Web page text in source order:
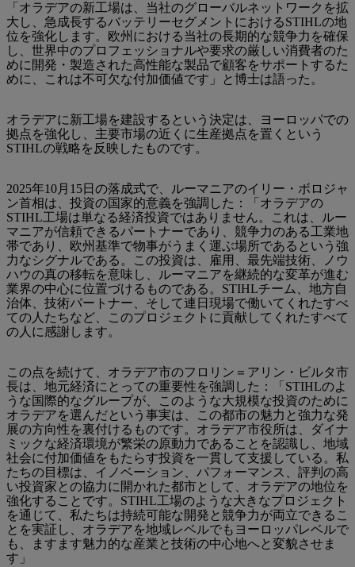
「オラデアの新工場は、当社のグローバルネットワークを拡
大し、急成長するバッテリーセグメントにおけるSTIHLの地
位を強化します。欧州における当社の長期的な競争力を確保
し、世界中のプロフェッショナルや要求の厳しい消費者のた
めに開発・製造された高性能な製品で顧客をサポートするた
めに、これは不可欠な付加価値です」と博士は語った。
オラデアに新工場を建設するという決定は、ヨーロッパでの
拠点を強化し、主要市場の近くに生産拠点を置くという
STIHLの戦略を反映したものです。
2025年10月15日の落成式で、ルーマニアのイリー・ボロジャ
ン首相は、投資の国家的意義を強調した：「オラデアの
STIHL工場は単なる経済投資ではありません。これは、ルー
マニアが信頼できるパートナーであり、競争力のある工業地
帯であり、欧州基準で物事がうまく運ぶ場所であるという強
力なシグナルである。この投資は、雇用、最先端技術、ノウ
ハウの真の移転を意味し、ルーマニアを継続的な変革が進む
業界の中心に位置づけるものである。STIHLチーム、地方自
治体、技術パートナー、そして連日現場で働いてくれたすべ
ての人たちなど、このプロジェクトに貢献してくれたすべて
の人に感謝します。
この点を続けて、オラデア市のフロリン＝アリン・ビルタ市
長は、地元経済にとっての重要性を強調した：「STIHLのよ
うな国際的なグループが、このような大規模な投資のために
オラデアを選んだという事実は、この都市の魅力と強力な発
展の方向性を裏付けるものです。オラデア市役所は、ダイナ
ミックな経済環境が繁栄の原動力であることを認識し、地域
社会に付加価値をもたらす投資を一貫して支援している。私
たちの目標は、イノベーション、パフォーマンス、評判の高
い投資家との協力に開かれた都市として、オラデアの地位を
強化することです。STIHL工場のような大きなプロジェクト
を通じて、私たちは持続可能な開発と競争力が両立できるこ
とを実証し、オラデアを地域レベルでもヨーロッパレベルで
も、ますます魅力的な産業と技術の中心地へと変貌させま
す」